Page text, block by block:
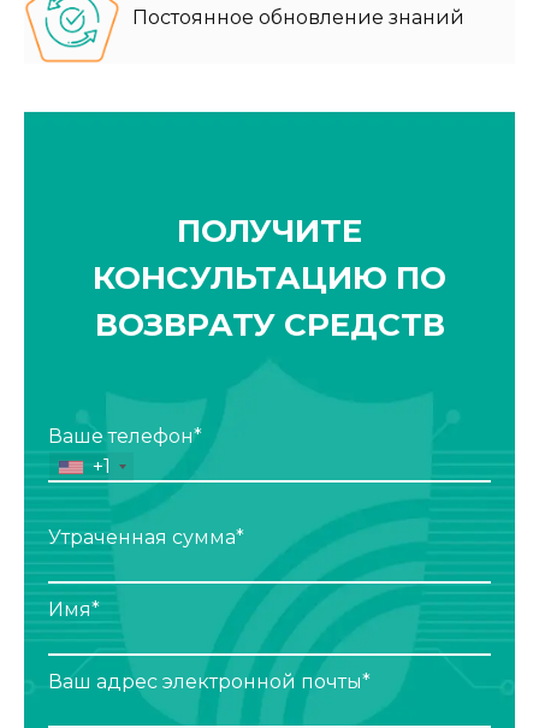
Постоянное обновление знаний
ПОЛУЧИТЕ
КОНСУЛЬТАЦИЮ ПО
ВОЗВРАТУ СРЕДСТВ
Ваше телефон*
+1
Утраченная сумма*
Имя*
Ваш адрес электронной почты*